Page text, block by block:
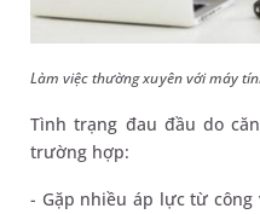
Làm việc thường xuyên với máy
Tình trạng đau đầu do
trường hợp:
- Gặp nhiều áp lực từ công